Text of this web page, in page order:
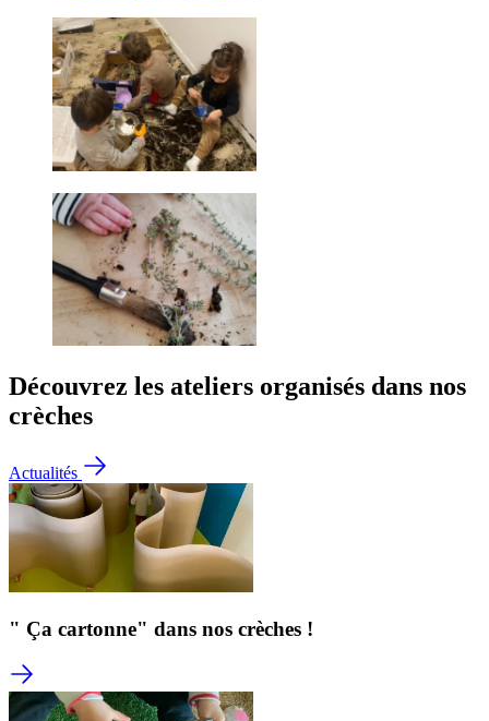
Découvrez les ateliers organisés dans nos
crèches
Actualités
" Ça cartonne" dans nos crèches !